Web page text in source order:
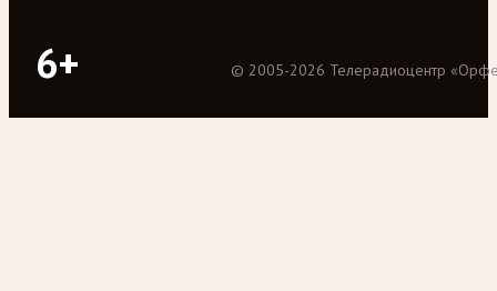
6+ © 2005-2026 Телерадиоцентр